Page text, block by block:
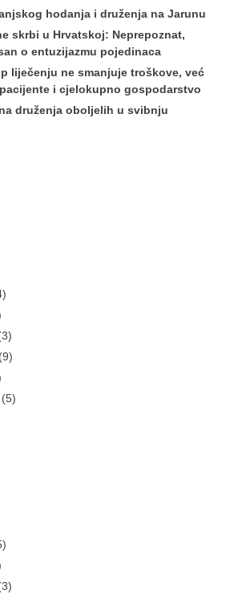
hodanja i druženja na Jarunu
skrbi u Hrvatskoj: Neprepoznat,
o entuzijazmu pojedinaca
liječenju ne smanjuje troškove, već
i cjelokupno gospodarstvo
druženja oboljelih u svibnju
(9)
(5)